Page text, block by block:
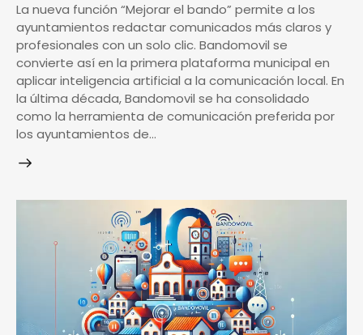
La nueva función “Mejorar el bando” permite a los
ayuntamientos redactar comunicados más claros y
profesionales con un solo clic. Bandomovil se
convierte así en la primera plataforma municipal en
aplicar inteligencia artificial a la comunicación local. En
la última década, Bandomovil se ha consolidado
como la herramienta de comunicación preferida por
los ayuntamientos de…